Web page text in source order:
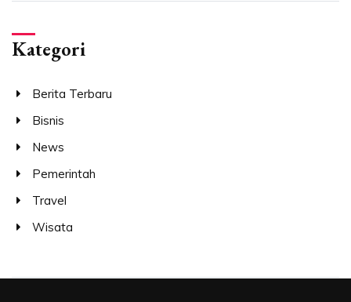
Kategori
Berita Terbaru
Bisnis
News
Pemerintah
Travel
Wisata